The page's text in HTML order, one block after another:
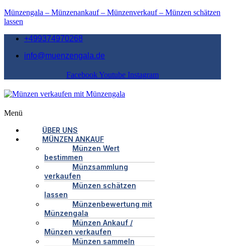
Münzengala – Münzenankauf – Münzenverkauf – Münzen schätzen
lassen
+499374970268
info@muenzengala.de
FacebookYoutube Instagram
Menü
ÜBER UNS
MÜNZEN ANKAUF
Münzen Wert
bestimmen
Münzsammlung
verkaufen
Münzen schätzen
lassen
Münzenbewertung mit
Münzengala
Münzen Ankauf /
Münzen verkaufen
Münzen sammeln